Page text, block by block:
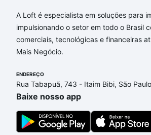
Imóveis com 4 quartos à venda em
que custam a partir de R$ 0 e com
de financiamento imobiliário as
adequar ao seu orçamento. Se
compra, veja em nosso portal
um apartamento
e conte com a
o imóvel dos seus sonhos com
conforto. Loft, com você até as
A Loft é especialista em soluções para
impulsionando o setor em todo o Brasil
comerciais, tecnológicas e financeiras
Mais Negócio.
ENDEREÇO
Rua Tabapuã, 743 - Itaim Bibi, São
Baixe nosso app